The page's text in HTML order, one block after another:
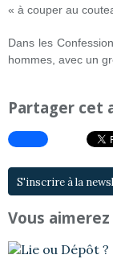
« à couper au
Dans les
hommes, avec un
Partager cet
S'inscrire à la
Vous aimerez